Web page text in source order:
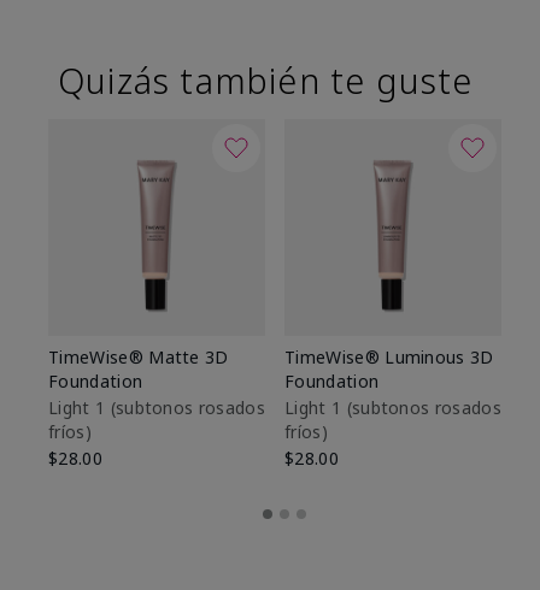
Quizás también te guste
TimeWise® Matte 3D
Foundation
Light 1​ (subtonos rosados
fríos)
$28.00
TimeWise® Luminous 3D
Foundation
Light 1​ (subtonos rosados
fríos)
$28.00